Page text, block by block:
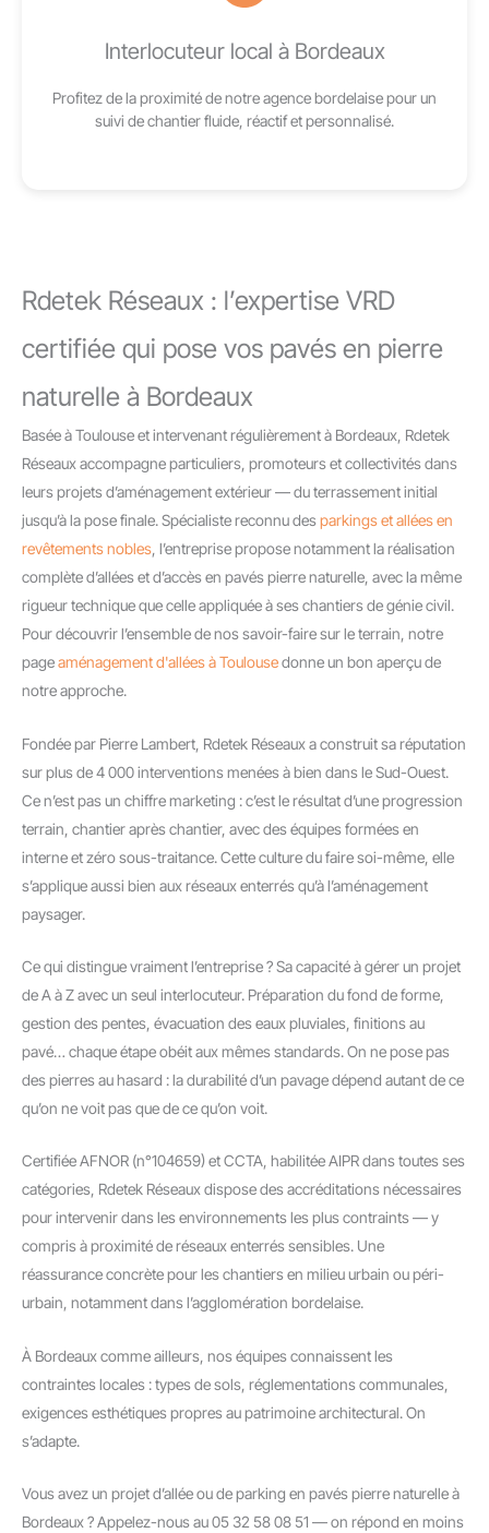
Interlocuteur local à Bordeaux
Profitez de la proximité de notre agence bordelaise pour un
suivi de chantier fluide, réactif et personnalisé.
Rdetek Réseaux : l’expertise VRD
certifiée qui pose vos pavés en pierre
naturelle à Bordeaux
Basée à Toulouse et intervenant régulièrement à Bordeaux, Rdetek
Réseaux accompagne particuliers, promoteurs et collectivités dans
leurs projets d’aménagement extérieur — du terrassement initial
jusqu’à la pose finale. Spécialiste reconnu desparkings et allées en
revêtements nobles , l’entreprise propose notamment la réalisation
complète d’allées et d’accès en pavés pierre naturelle, avec la même
rigueur technique que celle appliquée à ses chantiers de génie civil.
Pour découvrir l’ensemble de nos savoir-faire sur le terrain, notre
pageaménagement d'allées à Toulousedonne un bon aperçu de
notre approche.
Fondée par Pierre Lambert, Rdetek Réseaux a construit sa réputation
sur plus de 4 000 interventions menées à bien dans le Sud-Ouest.
Ce n’est pas un chiffre marketing : c’est le résultat d’une progression
terrain, chantier après chantier, avec des équipes formées en
interne et zéro sous-traitance. Cette culture du faire soi-même, elle
s’applique aussi bien aux réseaux enterrés qu’à l’aménagement
paysager.
Ce qui distingue vraiment l’entreprise ? Sa capacité à gérer un projet
de A à Z avec un seul interlocuteur. Préparation du fond de forme,
gestion des pentes, évacuation des eaux pluviales, finitions au
pavé… chaque étape obéit aux mêmes standards. On ne pose pas
des pierres au hasard : la durabilité d’un pavage dépend autant de ce
qu’on ne voit pas que de ce qu’on voit.
Certifiée AFNOR (n°104659) et CCTA, habilitée AIPR dans toutes ses
catégories, Rdetek Réseaux dispose des accréditations nécessaires
pour intervenir dans les environnements les plus contraints — y
compris à proximité de réseaux enterrés sensibles. Une
réassurance concrète pour les chantiers en milieu urbain ou péri-
urbain, notamment dans l’agglomération bordelaise.
À Bordeaux comme ailleurs, nos équipes connaissent les
contraintes locales : types de sols, réglementations communales,
exigences esthétiques propres au patrimoine architectural. On
s’adapte.
Vous avez un projet d’allée ou de parking en pavés pierre naturelle à
Bordeaux ? Appelez-nous au 05 32 58 08 51 — on répond en moins